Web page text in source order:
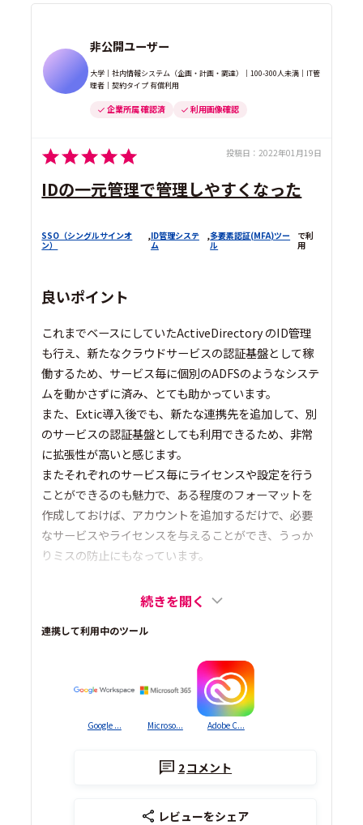
非公開ユーザー
大学｜社内情報システム（企画・計画・調達）｜100-300人未満｜IT管
理者｜契約タイプ 有償利用
企業所属 確認済 利用画像確認
投稿日： 2022年01月19日
IDの一元管理で管理しやすくなった
SSO（シングルサインオ
ン）
,ID管理システ
ム
,多要素認証(MFA)ツー
ル
で利
用
良いポイント
これまでベースにしていたActiveDirectory のID管理
も行え、新たなクラウドサービスの認証基盤として稼
働するため、サービス毎に個別のADFSのようなシステ
ムを動かさずに済み、とても助かっています。
また、Extic導入後でも、新たな連携先を追加して、別
のサービスの認証基盤としても利用できるため、非常
に拡張性が高いと感じます。
またそれぞれのサービス毎にライセンスや設定を行う
ことができるのも魅力で、ある程度のフォーマットを
作成しておけば、アカウントを追加するだけで、必要
なサービスやライセンスを与えることができ、うっか
りミスの防止にもなっています。
続きを開く
連携して利用中のツール
Google ... Microso... Adobe C...
2コメント
レビューをシェア